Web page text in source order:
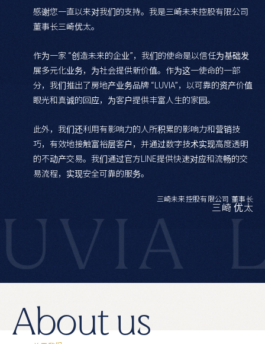
感谢您一直以来对我们的支持。我是三崎未来控股有限公司
董事长三崎优太。
作为一家 “创造未来的企业”，我们的使命是以信任为基础发
展多元化业务，为社会提供新价值。作为这一使命的一部
分，我们推出了房地产业务品牌 “LUVIA”，以可靠的资产价值
眼光和真诚的回应，为客户提供丰富人生的家园。
此外，我们还利用有影响力的人所积累的影响力和营销技
巧，有效地接触富裕层客户，并通过数字技术实现高度透明
的不动产交易。我们通过官方LINE提供快速对应和流畅的交
易流程，实现安全可靠的服务。
三崎未来控股有限公司 董事长
三崎 优太
Aboutus